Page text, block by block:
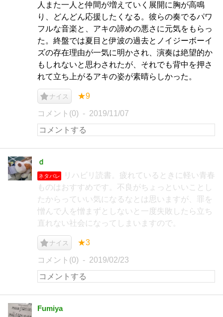
人また一人と仲間が増えていく展開に胸が高鳴
り、どんどん応援したくなる。彼らの奏でるパワ
フルな音楽と、アキの諦めの悪さに元気をもらっ
た。終盤では夏目と伊波の過去とノイジーボーイ
ズの存在理由が一気に明かされ、演奏は絶望的か
もしれないと思わされたが、それでも背中を押さ
れて立ち上がるアキの姿が素晴らしかった。
ナイス ★9
コメント(0) 2019/11/07
ｄ
ネタバレ
リハビリ読書。疲れているときに軽い青春
ものはおすすめです。不良がちょっといいことし
たからっていい気になるなとは思いますが、罪を
憎んで人を憎まずとしないと一度失敗したら立ち
直れない社会になってしまいますので。
ナイス ★3
コメント(0) 2019/02/23
Fumiya